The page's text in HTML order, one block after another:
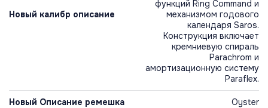
Новый калибр описание
функций Ring Command и
механизмом годового
календаря Saros.
Конструкция включает
кремниевую спираль
Parachrom и
амортизационную систему
Paraflex.
Новый Описание ремешка Oyster